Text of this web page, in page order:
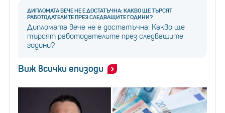
ДИПЛОМАТА ВЕЧЕ НЕ Е ДОСТАТЪЧНА: КАКВО ЩЕ ТЪРСЯТ
РАБОТОДАТЕЛИТЕ ПРЕЗ СЛЕДВАЩИТЕ ГОДИНИ?
Дипломата вече не е достатъчна: Какво ще
търсят работодателите през следващите
години?
Виж всички епизоди